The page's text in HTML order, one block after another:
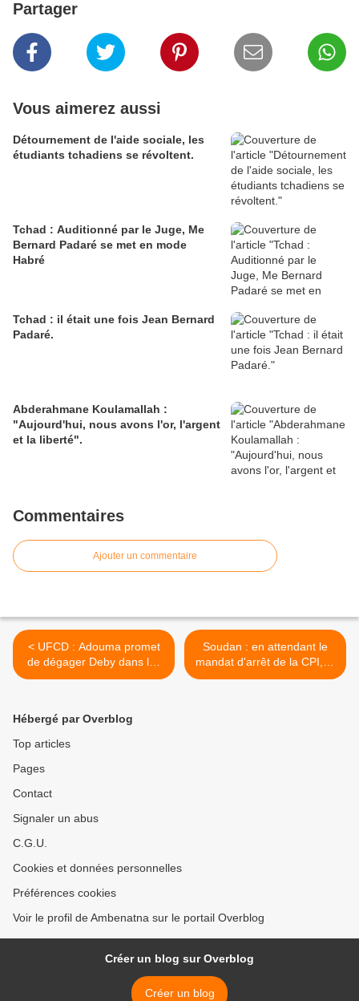
Partager
Vous aimerez aussi
Détournement de l'aide sociale, les
étudiants tchadiens se révoltent.
Tchad : Auditionné par le Juge, Me
Bernard Padaré se met en mode
Habré
Tchad : il était une fois Jean Bernard
Padaré.
Abderahmane Koulamallah :
"Aujourd'hui, nous avons l'or, l'argent
et la liberté".
Commentaires
Ajouter un commentaire
< UFCD : Adouma promet
de dégager Deby dans les
semaines à venir.
Soudan : en attendant le
mandat d'arrêt de la CPI, El
Béchir circule >
Hébergé par Overblog
Top articles
Pages
Contact
Signaler un abus
C.G.U.
Cookies et données personnelles
Préférences cookies
Voir le profil de Ambenatna sur le portail Overblog
Créer un blog sur Overblog
Créer un blog